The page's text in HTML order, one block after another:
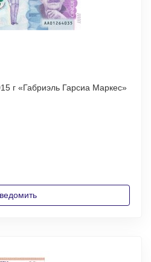
г «Габриэль Гарсиа Маркес»